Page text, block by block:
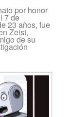
por honor
7 de
23 años, fue
Zeist,
de su